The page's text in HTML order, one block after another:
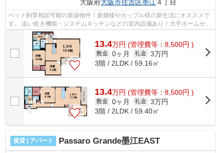
大阪府大阪市住吉区墨江 ４丁目
ペット飼育相談可能の新築物件！新婚様やカップル様の新生活にオススメで
す。 追い炊き機能・システムキッチンなどの室内設備あり！大手ホームセキ
ュリティ搭載で、防犯対策バッチリ...
13.4万円 (管理費等：8,500円 )
敷金 0ヶ月 礼金 3万円
3階 / 2LDK / 59.16㎡
13.4万円 (管理費等：8,500円 )
敷金 0ヶ月 礼金 3万円
3階 / 2LDK / 59.40㎡
賃貸 | アパート Passaro Grande墨江EAST